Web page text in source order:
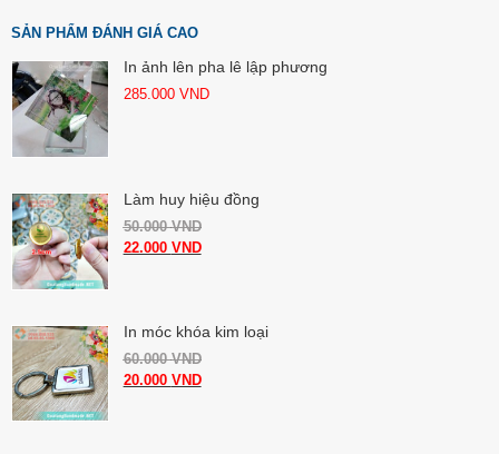
SẢN PHẨM ĐÁNH GIÁ CAO
In ảnh lên pha lê lập phương
285.000 VND
Làm huy hiệu đồng
50.000VND
22.000 VND
In móc khóa kim loại
60.000VND
20.000 VND